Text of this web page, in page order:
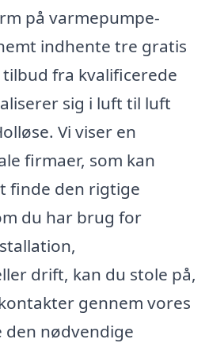
på varmepumpe-
indhente tre gratis
fra kvalificerede
sig i luft til luft
Vi viser en
firmaer, som kan
finde den rigtige
du har brug for
drift, kan du stole på,
gennem vores
nødvendige